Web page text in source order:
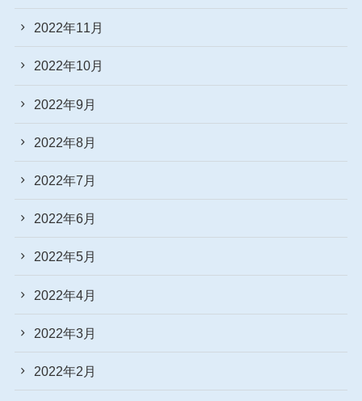
2022年11月
2022年10月
2022年9月
2022年8月
2022年7月
2022年6月
2022年5月
2022年4月
2022年3月
2022年2月